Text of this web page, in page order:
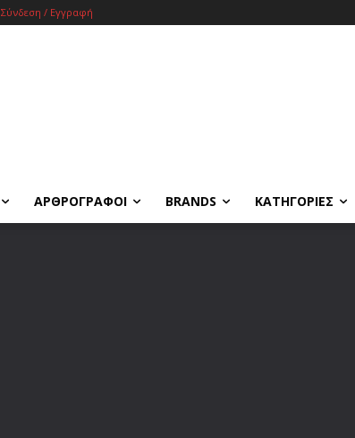
Σύνδεση / Εγγραφή
ΑΡΘΡΟΓΡΑΦΟΙ BRANDS ΚΑΤΗΓΟΡΙΕΣ